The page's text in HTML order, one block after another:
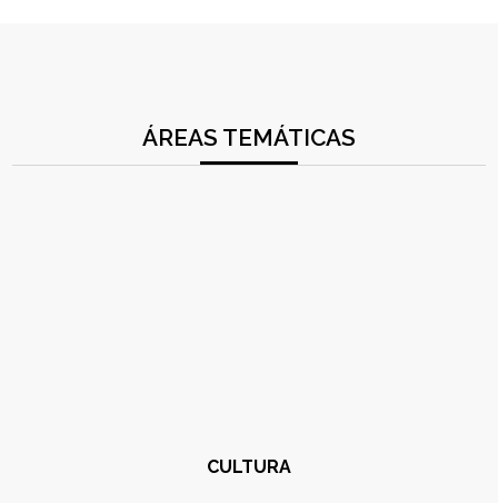
ÁREAS TEMÁTICAS
CULTURA